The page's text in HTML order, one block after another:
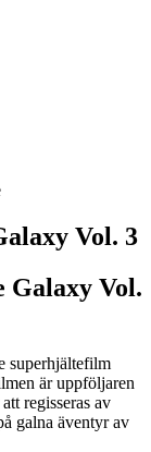
Vol. 3
Galaxy Vol.
superhjältefilm
är uppföljaren
regisseras av
galna äventyr av